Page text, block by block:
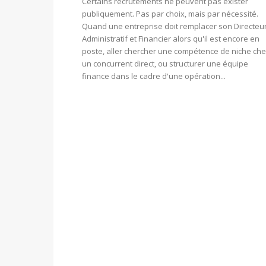
publiquement. Pas par choix, mais par nécessité.
Quand une entreprise doit remplacer son
Administratif et Financier alors qu'il est encore en
poste, aller chercher une compétence de niche
un concurrent direct, ou structurer une équipe
finance dans le cadre d'une opération...